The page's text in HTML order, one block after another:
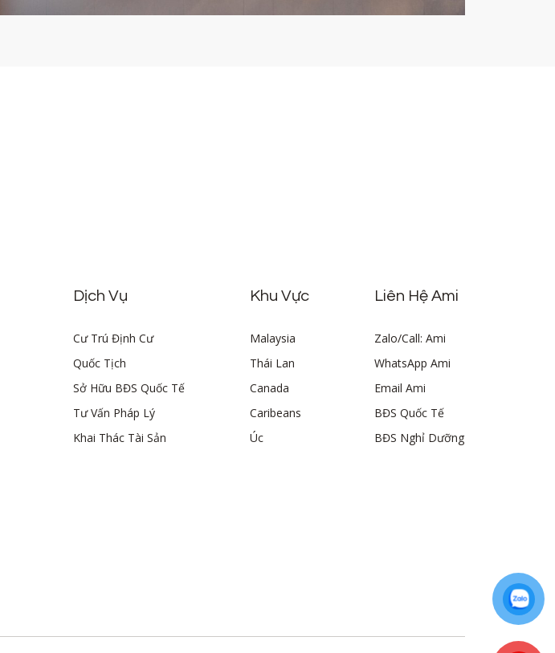
Dịch Vụ
Cư Trú Định Cư
Quốc Tịch
Sở Hữu BĐS Quốc Tế
Tư Vấn Pháp Lý
Khai Thác Tài Sản
Khu Vực
Malaysia
Thái Lan
Canada
Caribeans
Úc
Liên Hệ Ami
Zalo/Call: Ami
WhatsApp Ami
Email Ami
BĐS Quốc Tế
BĐS Nghỉ Dưỡng